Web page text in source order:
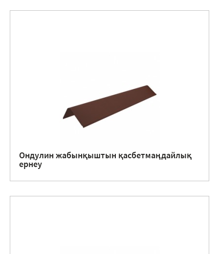
Ондулин жабынқыштын қасбетмаңдайлық
ернеу